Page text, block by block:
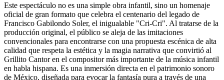
Este espectáculo no es una simple obra infantil, sino un homenaje
oficial de gran formato que celebra el centenario del legado de
Francisco Gabilondo Soler, el inigualable "Cri-Cri". Al tratarse de la
producción original, el público se aleja de las imitaciones
convencionales para encontrarse con una propuesta escénica de alta
calidad que respeta la estética y la magia narrativa que convirtió al
Grillito Cantor en el compositor más importante de la música infantil
en habla hispana. Es una inmersión directa en el patrimonio sonoro
de México, diseñada para evocar la fantasía pura a través de una